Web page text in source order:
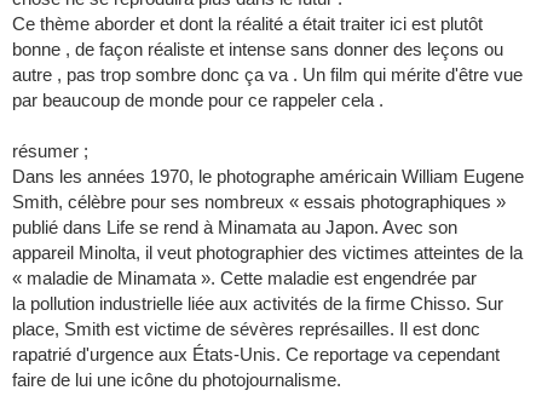
Ce thème aborder et dont la réalité a était traiter ici est plutôt
bonne , de façon réaliste et intense sans donner des leçons ou
autre , pas trop sombre donc ça va . Un film qui mérite d'être vue
par beaucoup de monde pour ce rappeler cela .
résumer ;
Dans les années 1970, le photographe américain William Eugene
Smith, célèbre pour ses nombreux « essais photographiques »
publié dans Life se rend à Minamata au Japon. Avec son
appareil Minolta, il veut photographier des victimes atteintes de la
« maladie de Minamata ». Cette maladie est engendrée par
la pollution industrielle liée aux activités de la firme Chisso. Sur
place, Smith est victime de sévères représailles. Il est donc
rapatrié d'urgence aux États-Unis. Ce reportage va cependant
faire de lui une icône du photojournalisme.